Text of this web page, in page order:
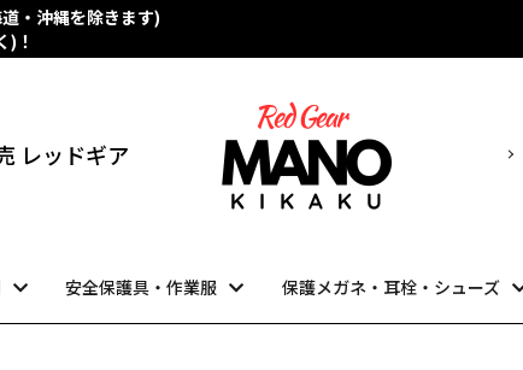
・沖縄を除きます)
)！
レッドギア
安全保護具・作業服 保護メガネ・耳栓・シューズ